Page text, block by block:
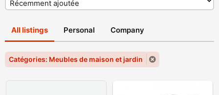
All listings Personal Company
Catégories: Meubles de maison et jardin